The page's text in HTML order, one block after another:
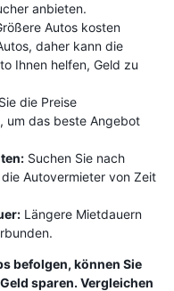
anbieten.
Autos kosten
daher kann die
Ihnen helfen, Geld zu
die Preise
um das beste Angebot
Suchen Sie nach
Autovermieter von Zeit
Längere Mietdauern
befolgen, können Sie
sparen. Vergleichen